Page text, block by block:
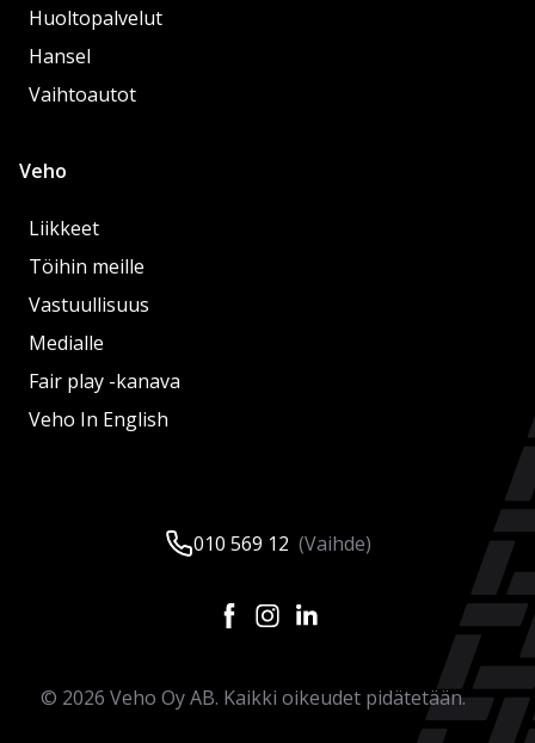
Huoltopalvelut
Hansel
Vaihtoautot
Veho
Liikkeet
Töihin meille
Vastuullisuus
Medialle
Fair play -kanava
Veho In English
010 569 12 (Vaihde)
© 2026 Veho Oy AB. Kaikki oikeudet pidätetään.